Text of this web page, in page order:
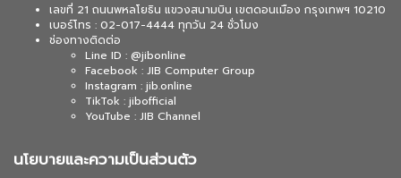
เลขที่ 21 ถนนพหลโยธิน แขวงสนามบิน เขตดอนเมือง กรุงเทพฯ 10210
เบอร์โทร : 02-017-4444 ทุกวัน 24 ชั่วโมง
ช่องทางติดต่อ
Line ID : @jibonline
Facebook : JIB Computer Group
Instagram : jib.online
TikTok : jibofficial
YouTube : JIB Channel
นโยบายและความเป็นส่วนตัว